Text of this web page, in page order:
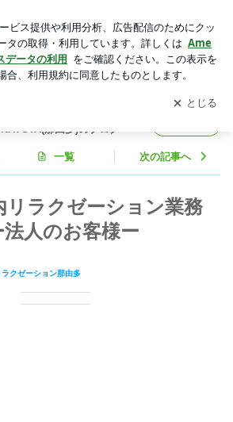
整体リラクゼーションNAYUTA(那由多)
して ブログの更新通知
を受け取りまし
開く
那由多)のブログ
一覧 次の記事へ
リラクゼーション業務
人のお客様ー
クゼーション那由多